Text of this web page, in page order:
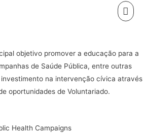
objetivo promover a educação para a
de Saúde Pública, entre outras
na intervenção cívica através
oportunidades de Voluntariado.
Health Campaigns